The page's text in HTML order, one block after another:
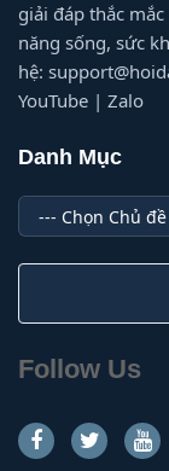
giải đáp thắc
năng sống, sức
hệ:
YouTube | Zalo
Danh Mục
Danh
Mục
Follow Us